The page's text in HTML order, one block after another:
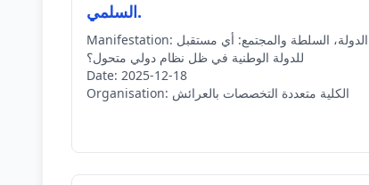
السلمي.
Manifestation:
للدولة الوطنية في ظل نظام دولي متحول؟
Date: 2025-12-18
Organisation: الكلية متعددة التخصصات بالعرائش